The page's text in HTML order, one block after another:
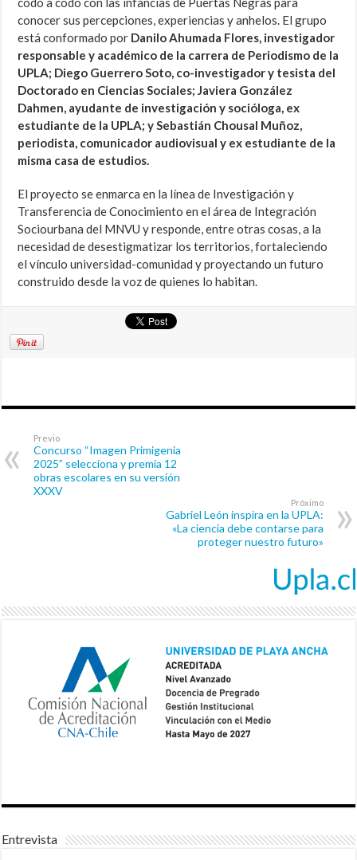
conocer sus percepciones, experiencias y anhelos. El grupo
está conformado por Danilo Ahumada Flores, investigador
responsable y académico de la carrera de Periodismo de la
UPLA; Diego Guerrero Soto, co-investigador y tesista del
Doctorado en Ciencias Sociales; Javiera González
Dahmen, ayudante de investigación y socióloga, ex
estudiante de la UPLA; y Sebastián Chousal Muñoz,
periodista, comunicador audiovisual y ex estudiante de la
misma casa de estudios.
El proyecto se enmarca en la línea de Investigación y
Transferencia de Conocimiento en el área de Integración
Sociourbana del MNVU y responde, entre otras cosas, a la
necesidad de desestigmatizar los territorios, fortaleciendo
el vínculo universidad-comunidad y proyectando un futuro
construido desde la voz de quienes lo habitan.
Previo
Concurso “Imagen Primigenia
2025” selecciona y premia 12
obras escolares en su versión
XXXV
Próximo
Gabriel León inspira en la UPLA:
«La ciencia debe contarse para
proteger nuestro futuro»
Entrevista